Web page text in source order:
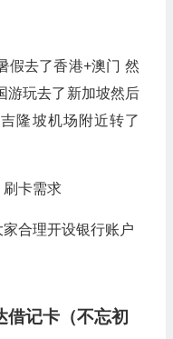
假去了香港+澳门 然
游玩去了新加坡然后
隆坡机场附近转了
刷卡需求
合理开设银行账户
借记卡（不忘初